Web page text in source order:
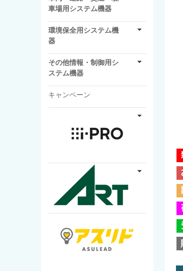
車場用システム機器
環境保全用システム機
器
その他情報・制御用シ
ステム機器
キャンペーン